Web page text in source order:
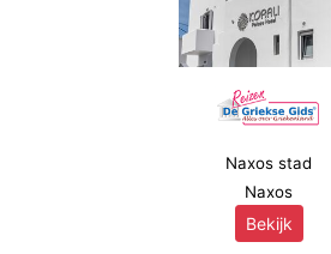
Naxos stad
Naxos
Bekijk